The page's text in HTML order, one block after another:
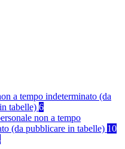
a tempo indeterminato (da
tabelle) 6
non a tempo
(da pubblicare in tabelle) 10